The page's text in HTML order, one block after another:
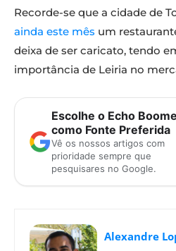
Recorde-se que a cidade de
ainda este mês um
deixa de ser caricato, tendo
importância de Leiria no
Escolhe o Echo
como Fonte Preferida
Vê os nossos artigos com
prioridade sempre que
pesquisares no Google.
Alexandre